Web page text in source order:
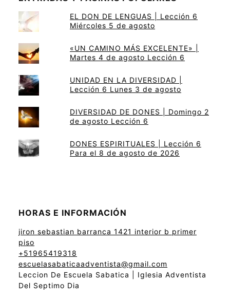
EL DON DE LENGUAS | Lección 6
Miércoles 5 de agosto
«UN CAMINO MÁS EXCELENTE» |
Martes 4 de agosto Lección 6
UNIDAD EN LA DIVERSIDAD |
Lección 6 Lunes 3 de agosto
DIVERSIDAD DE DONES | Domingo 2
de agosto Lección 6
DONES ESPIRITUALES | Lección 6
Para el 8 de agosto de 2026
HORAS E INFORMACIÓN
jiron sebastian barranca 1421 interior b primer
piso
+51965419318
escuelasabaticaadventista@gmail.com
Leccion De Escuela Sabatica | Iglesia Adventista
Del Septimo Dia